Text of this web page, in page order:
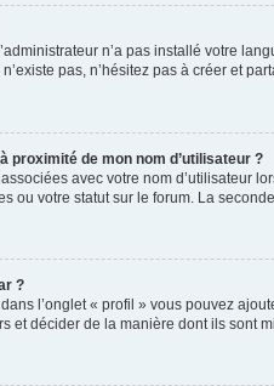
n’a pas installé votre
pas, n’hésitez pas à créer et
proximité de mon nom d’utilisateur ?
avec votre nom d’utilisateur
ou votre statut sur le forum. La
?
l’onglet « profil » vous pouvez
et décider de la manière dont ils sont